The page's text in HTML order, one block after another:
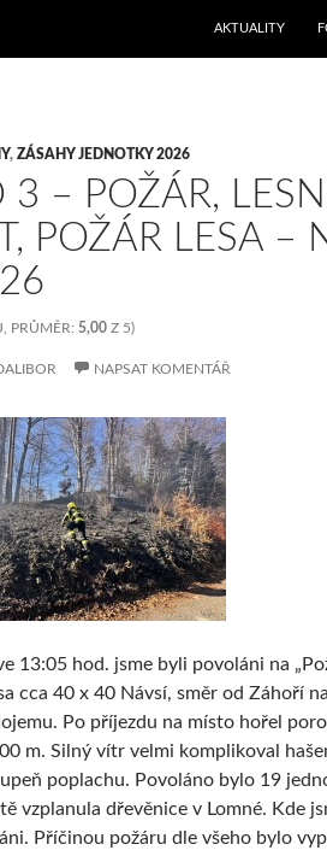
AKTUALITY
, ZÁSAHY JEDNOTKY 2026
3 – POŽÁR, LESNÍ
POŽÁR LESA –
PRŮMĚR: 5,00 Z 5)
NAPSAT KOMENTÁŘ
13:05 hod. jsme byli povoláni na
cca 40 x 40 Návsí, směr od Záhoří
Po příjezdu na místo hořel
m. Silný vítr velmi komplikoval
poplachu. Povoláno bylo 19
vzplanula dřevěnice v Lomné. Kde
Příčinou požáru dle všeho bylo